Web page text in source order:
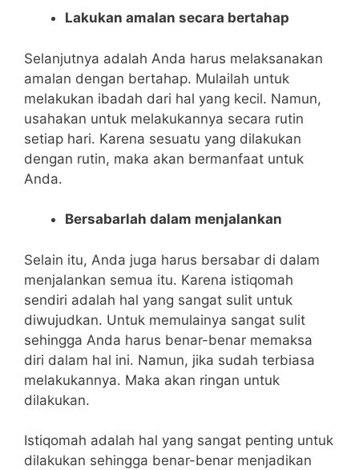
Lakukan amalan secara bertahap
Selanjutnya adalah Anda harus melaksanakan
amalan dengan bertahap. Mulailah untuk
melakukan ibadah dari hal yang kecil. Namun,
usahakan untuk melakukannya secara rutin
setiap hari. Karena sesuatu yang dilakukan
dengan rutin, maka akan bermanfaat untuk
Anda.
Bersabarlah dalam menjalankan
Selain itu, Anda juga harus bersabar di dalam
menjalankan semua itu. Karena istiqomah
sendiri adalah hal yang sangat sulit untuk
diwujudkan. Untuk memulainya sangat sulit
sehingga Anda harus benar-benar memaksa
diri dalam hal ini. Namun, jika sudah terbiasa
melakukannya. Maka akan ringan untuk
dilakukan.
Istiqomah adalah hal yang sangat penting untuk
dilakukan sehingga benar-benar menjadikan